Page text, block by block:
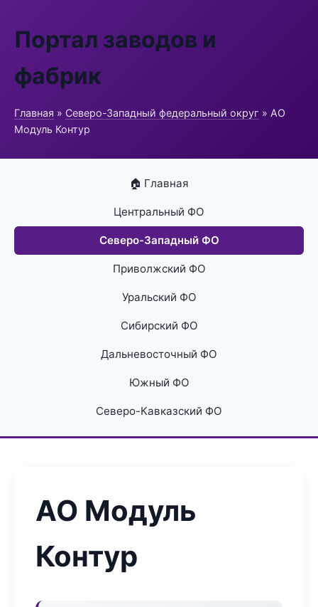
Портал заводов и
фабрик
Главная » Северо-Западный федеральный округ » АО
Модуль Контур
🏠 Главная
Центральный ФО
Северо-Западный ФО
Приволжский ФО
Уральский ФО
Сибирский ФО
Дальневосточный ФО
Южный ФО
Северо-Кавказский ФО
АО Модуль
Контур